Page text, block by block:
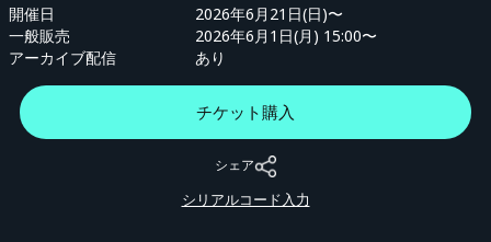
開催日
2026年6月21日(日)〜
一般販売
2026年6月1日(月) 15:00〜
アーカイブ配信
あり
チケット購入
シェア
シリアルコード入力